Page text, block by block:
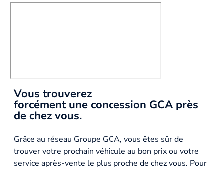
Vous trouverez
forcément une concession GCA près
de chez vous.
Grâce au réseau Groupe GCA, vous êtes sûr de
trouver votre prochain véhicule au bon prix ou votre
service après-vente le plus proche de chez vous. Pour